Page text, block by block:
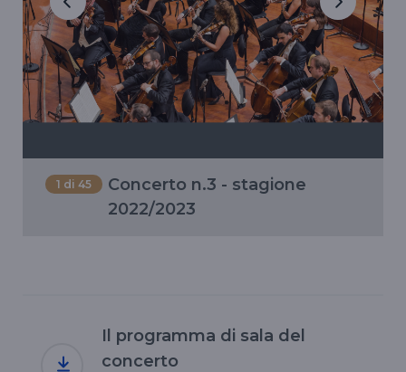
Il programma di sala del
concerto